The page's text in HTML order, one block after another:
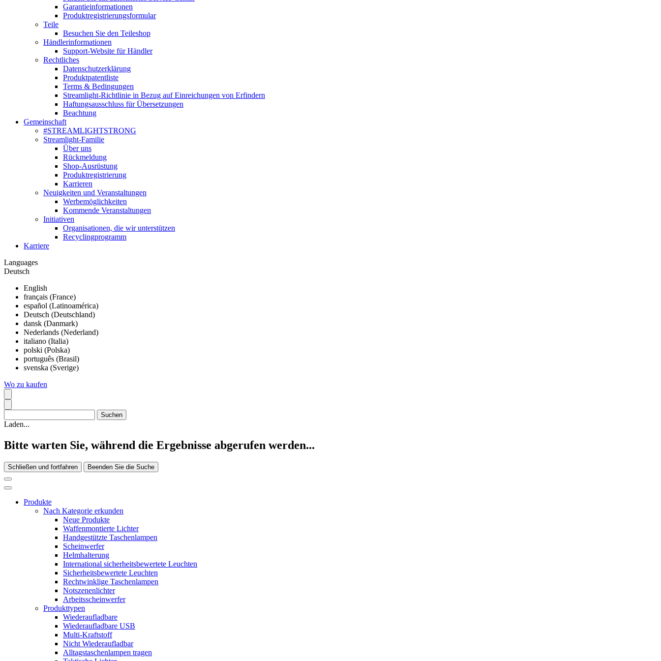
Garantieinformationen
Produktregistrierungsformular
Teile
Besuchen Sie den Teileshop
Händlerinformationen
Support-Website für Händler
Rechtliches
Datenschutzerklärung
Produktpatentliste
Terms & Bedingungen
Streamlight-Richtlinie in Bezug auf Einreichungen von Erfindern
Haftungsausschluss für Übersetzungen
Beachtung
Gemeinschaft
#STREAMLIGHTSTRONG
Streamlight-Familie
Über uns
Rückmeldung
Shop-Ausrüstung
Produktregistrierung
Karrieren
Neuigkeiten und Veranstaltungen
Werbemöglichkeiten
Kommende Veranstaltungen
Initiativen
Organisationen, die wir unterstützen
Recyclingprogramm
Karriere
Languages
Deutsch
English
français (France)
español (Latinoamérica)
Deutsch (Deutschland)
dansk (Danmark)
Nederlands (Nederland)
italiano (Italia)
polski (Polska)
português (Brasil)
svenska (Sverige)
Wo zu kaufen
Laden...
Bitte warten Sie, während die Ergebnisse abgerufen werden...
Schließen und fortfahren Beenden Sie die Suche
Produkte
Nach Kategorie erkunden
Neue Produkte
Waffenmontierte Lichter
Handgestützte Taschenlampen
Scheinwerfer
Helmhalterung
International sicherheitsbewertete Leuchten
Sicherheitsbewertete Leuchten
Rechtwinklige Taschenlampen
Notszenenlichter
Arbeitsscheinwerfer
Produkttypen
Wiederaufladbare
Wiederaufladbare USB
Multi-Kraftstoff
Nicht Wiederaufladbar
Alltagstaschenlampen tragen